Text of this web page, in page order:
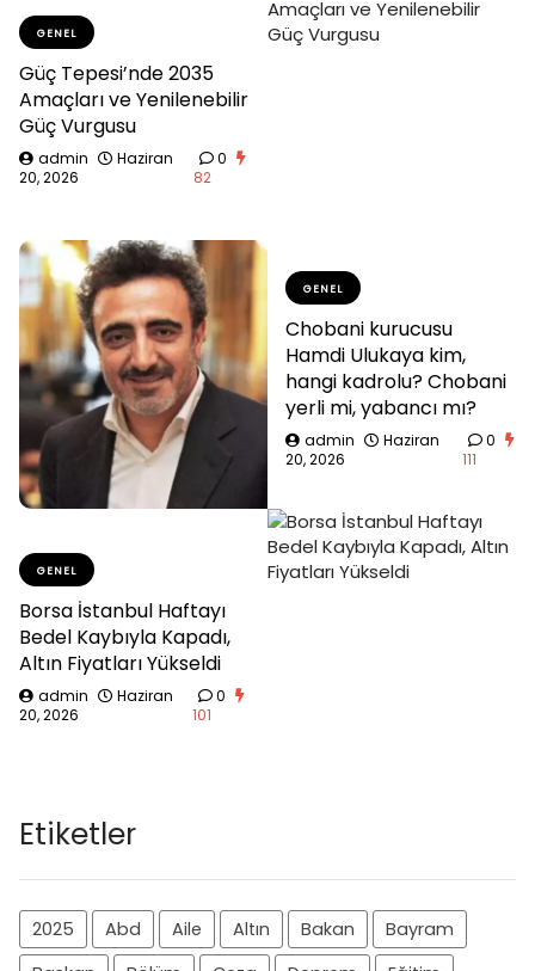
GENEL
Güç Tepesi’nde 2035
Amaçları ve Yenilenebilir
Güç Vurgusu
admin
Haziran
20, 2026
0
82
GENEL
Chobani kurucusu
Hamdi Ulukaya kim,
hangi kadrolu? Chobani
yerli mi, yabancı mı?
admin
Haziran
20, 2026
0
111
GENEL
Borsa İstanbul Haftayı
Bedel Kaybıyla Kapadı,
Altın Fiyatları Yükseldi
admin
Haziran
20, 2026
0
101
Etiketler
2025 Abd Aile Altın Bakan
Bayram